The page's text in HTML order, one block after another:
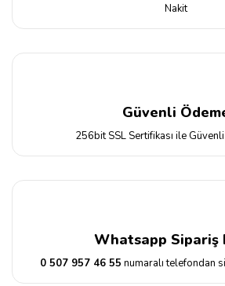
Nakit
Güvenli
256bit SSL Sertifikası ile Güvenli
Whatsapp Sipariş
0 507 957 46 55 numaralı telefondan